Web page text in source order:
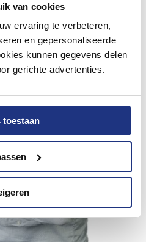
van cookies
ervaring te verbeteren,
en gepersonaliseerde
kunnen gegevens delen
gerichte advertenties.
toestaan